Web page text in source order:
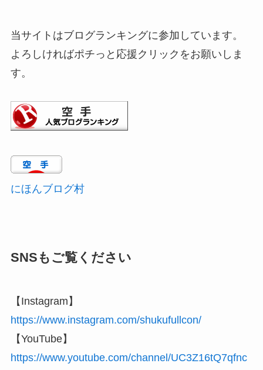
当サイトはブログランキングに参加しています。
よろしければポチっと応援クリックをお願いしま
す。
にほんブログ村
SNSもご覧ください
【Instagram】
https://www.instagram.com/shukufullcon/
【YouTube】
https://www.youtube.com/channel/UC3Z16tQ7qfnc